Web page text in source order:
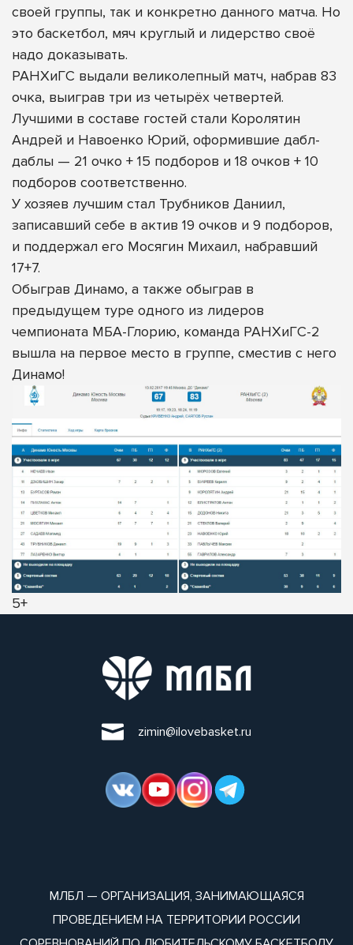
своей группы, так и конкретно данного матча. Но
это баскетбол, мяч круглый и лидерство своё
надо доказывать.
РАНХиГС выдали великолепный матч, набрав 83
очка, выиграв три из четырёх четвертей.
Лучшими в составе гостей стали Королятин
Андрей и Навоенко Юрий, оформившие дабл-
даблы — 21 очко + 15 подборов и 18 очков + 10
подборов соответственно.
У хозяев лучшим стал Трубников Даниил,
записавший себе в актив 19 очков и 9 подборов,
и поддержал его Мосягин Михаил, набравший
17+7.
Обыграв Динамо, а также обыграв в
предыдущем туре одного из лидеров
чемпионата МБА-Глорию, команда РАНХиГС-2
вышла на первое место в группе, сместив с него
Динамо!
5+
zimin@ilovebasket.ru
МЛБЛ — ОРГАНИЗАЦИЯ, ЗАНИМАЮЩАЯСЯ
ПРОВЕДЕНИЕМ НА ТЕРРИТОРИИ РОССИИ